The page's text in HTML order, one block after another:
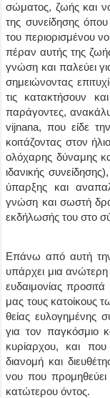
σώματος, ζωής και
της συνείδησης
του περιορισμένου
πέραν αυτής της
γνώση και παλεύει
σημειώνοντας
τις κατακτήσουν
παράγοντες,
vijnana, που είδε
κοιτάζοντας στον
ολόχαρης δύναμης
ιδανικής
ύπαρξης και
γνώση και σωστή
εκδήλωσής του στο
Επάνω από αυτή την
υπάρχει μια ανώτερη
ευδαιμονίας
μας τους κατοίκους
θείας ευλογημένης
για τον παγκόσμιο
κυρίαρχου, και που
διανομή και
νου που προμηθεύει
κατώτερου όντος.